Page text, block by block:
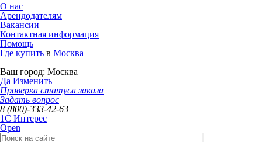
О нас
Арендодателям
Вакансии
Контактная информация
Помощь
Где купить в Москва
Ваш город: Москва
Да Изменить
Проверка статуса заказа
Задать вопрос
8 (800)-333-42-63
1C Интерес
Open